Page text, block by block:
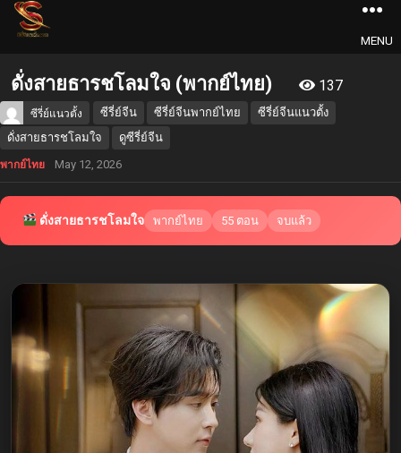
MENU
ดั่งสายธารชโลมใจ (พากย์ไทย) 137
ซีรี่ย์แนวตั้ง ซีรี่ย์จีน ซีรี่ย์จีนพากย์ไทย
ซีรี่ย์จีนแนวตั้ง
ดั่งสายธารชโลมใจ
ดูซีรี่ย์จีน
พากย์ไทย May 12, 2026
ดั่งสายธารชโลมใจ พากย์ไทย 55 ตอน จบแล้ว